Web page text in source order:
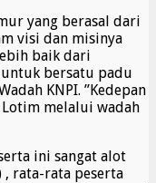
yang berasal dari
visi dan misinya
baik dari
untuk bersatu padu
KNPI. ”Kedepan
melalui wadah
ini sangat alot
rata-rata peserta